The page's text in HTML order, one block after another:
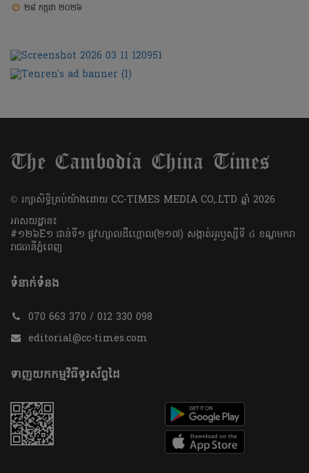
២៨ កក្កដា ២០២៦
​© រក្សា​សិទ្ធិ​គ្រប់​យ៉ាង​ដោយ​ CC-TIMES MEDIA CO,.LTD ឆ្នាំ​ 2026
អាសយដ្ឋាន៖
#១២៦E១ ជាន់ទី១ ផ្លូវហ្សាលដឺហ្គោល(២១៧) សង្កាត់អូរឫស្សីទី ៤ ខណ្ឌមករា
រាជធានីភ្នំពេញ
ទំនាក់ទំនង
070 663 370 / 012 330 098
editorial@cc-times.com
ទាញយកកម្មវិធីទូរស័ព្ទដៃ